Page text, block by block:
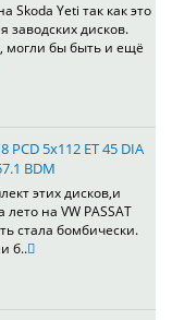
Skoda Yeti так как это
заводских дисков.
могли бы быть и ещё
PCD 5x112 ET 45 DIA
BDM
этих дисков,и
лето на VW PASSAT
стала бомбически.
б..